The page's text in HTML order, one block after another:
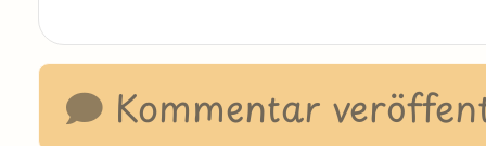
Kommentar